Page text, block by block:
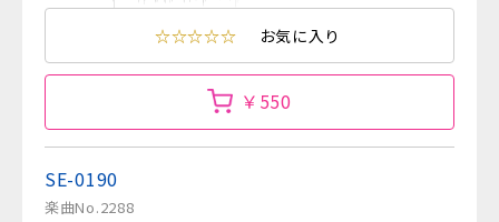
☆☆☆☆☆ お気に入り
￥550
SE-0190
楽曲No.2288